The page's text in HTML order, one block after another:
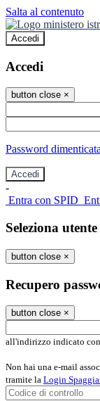
Salta al contenuto
Accedi
Accedi
button close ×
Password
-
Entra con SPID
Seleziona utente
button close ×
Recupero
button close ×
all'indirizzo indicato
Non hai una e-mail
tramite la Login